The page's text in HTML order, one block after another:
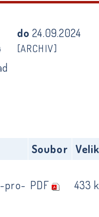
do24.09.2024
[ARCHIV]
Soubor
pro- PDF 433